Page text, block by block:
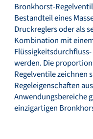
Bronkhorst-
Bestandteil eines
Druckreglers oder als
Kombination mit
werden. Die
Regelventile zeichnen
Regeleigenschaften
Anwendungsbereiche
einzigartigen